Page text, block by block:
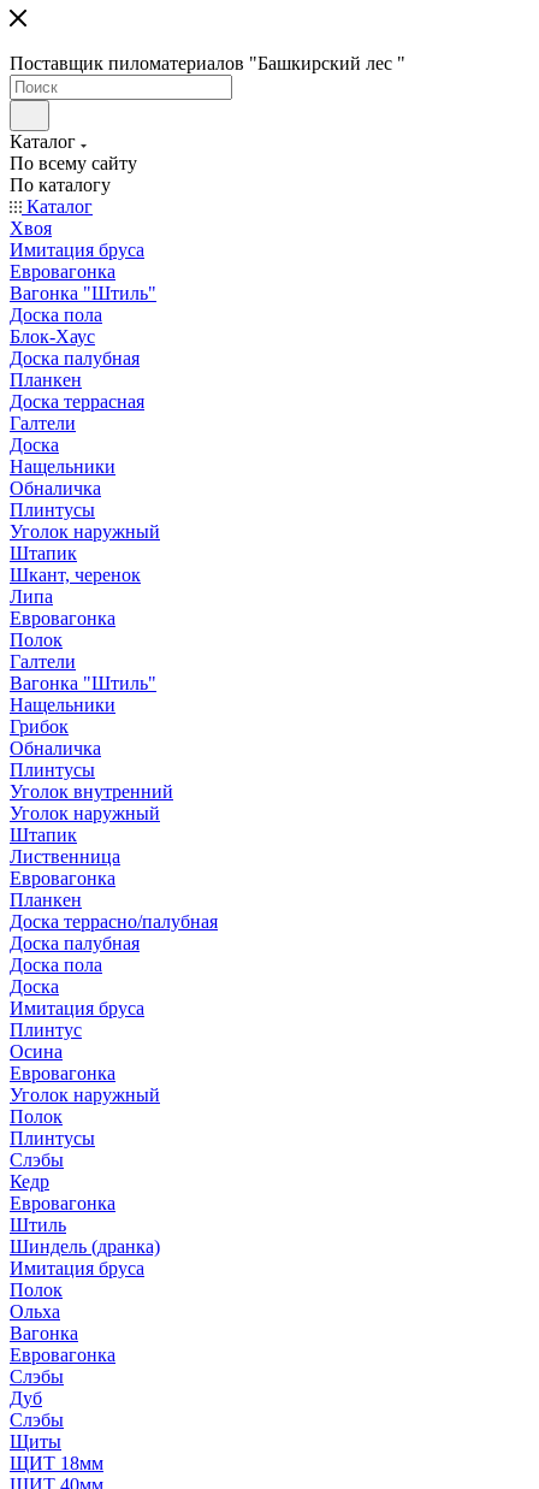
Поставщик пиломатериалов "Башкирский лес "
Каталог
По всему сайту
По каталогу
Каталог
Хвоя
Имитация бруса
Евровагонка
Вагонка "Штиль"
Доска пола
Блок-Хаус
Доска палубная
Планкен
Доска террасная
Галтели
Доска
Нащельники
Обналичка
Плинтусы
Уголок наружный
Штапик
Шкант, черенок
Липа
Евровагонка
Полок
Галтели
Вагонка "Штиль"
Нащельники
Грибок
Обналичка
Плинтусы
Уголок внутренний
Уголок наружный
Штапик
Лиственница
Евровагонка
Планкен
Доска террасно/палубная
Доска палубная
Доска пола
Доска
Имитация бруса
Плинтус
Осина
Евровагонка
Уголок наружный
Полок
Плинтусы
Слэбы
Кедр
Евровагонка
Штиль
Шиндель (дранка)
Имитация бруса
Полок
Ольха
Вагонка
Евровагонка
Слэбы
Дуб
Слэбы
Щиты
ЩИТ 18мм
ЩИТ 40мм